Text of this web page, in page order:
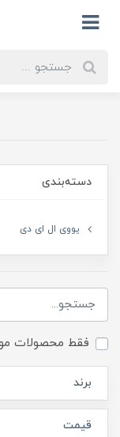
دسته‌بندی
یووی ال ای دی
فقط محصولات
برند
قیمت